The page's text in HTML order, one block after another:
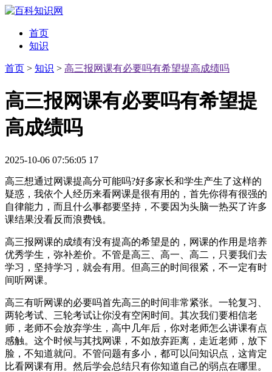
首页
知识
首页 > 知识 > 高三报网课有必要吗有希望提高成绩吗
高三报网课有必要吗有希望提
高成绩吗
2025-10-06 07:56:05 17
高三想通过网课提高分可能吗?好多家长和学生产生了这样的
疑惑，我依个人经历来看网课是很有用的，首先你得有很强的
自律能力，而且什么事都要坚持，不要因为头脑一热买了许多
课结果没看反而浪费钱。
高三报网课的成绩有没有提高的希望是的，网课的作用是培养
优秀学生，弥补差价。不管是高三、高一、高二，只要我们去
学习，坚持学习，就会有用。但高三的时间很紧，不一定有时
间听网课。
高三有听网课的必要吗首先高三的时间非常紧张。一轮复习、
两轮考试、三轮考试让你没有空闲时间。其次我们要相信老
师，老师不会放弃学生，高中几年后，你对老师怎么讲课有点
感触。这个时候与其找网课，不如放弃距离，走近老师，放下
脸，不知道就问。不管问题有多小，都可以问知识点，这肯定
比看网课有用。然后学会总结只有你知道自己的弱点在哪里。